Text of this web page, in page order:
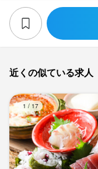
近くの似ている求人
1 / 17
実現できます。
シフト管理やスタッフ
キルまで身につけられる
中途入社の社員が半数
アルバイトから社員へ
輩もたくさん活躍中で
年齢や経験に左右され
ます。
を、一緒に増やしてい
仕事は少しずつ覚えて
この仕事のおす
ここでは、ただ働くだ
意欲があれば、店長候
に実現できます。
この仕事のおす
ここでは、ただ働くだ
シフト管理やスタッフ
るさまざまな業務に挑
「飲食の仕事＝接客だ
キルまで身につけられ
中途入社の社員が半数
この仕事のおす
意欲があれば、店長候
シフト管理やスタッフ
るさまざまな業務に挑
「飲食の仕事＝接客だ
キルまで身につけられ